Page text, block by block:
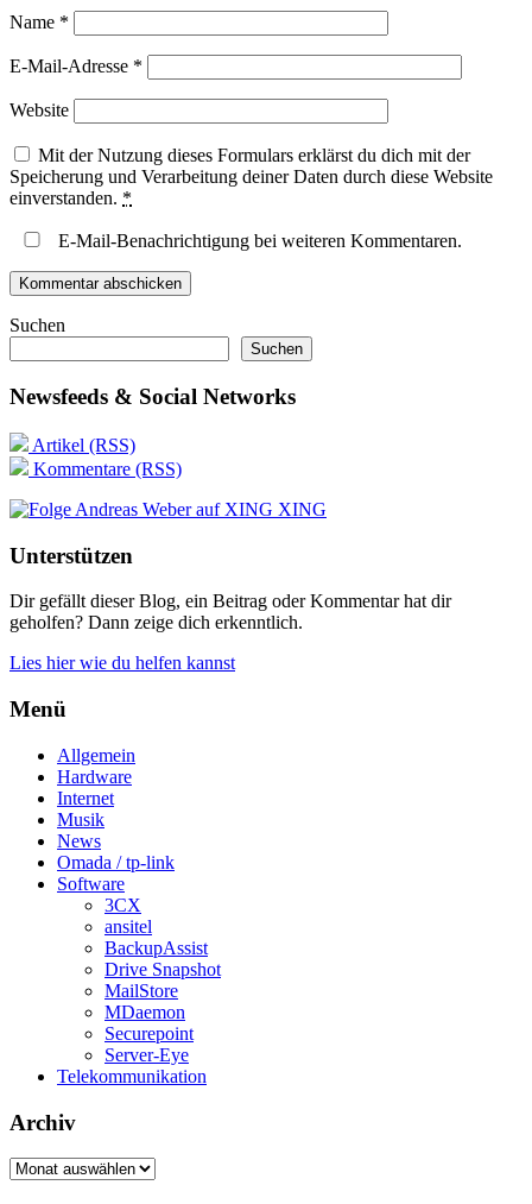
Name *
E-Mail-Adresse *
Website
Mit der Nutzung dieses Formulars erklärst du dich mit der
Speicherung und Verarbeitung deiner Daten durch diese Website
einverstanden. *
E-Mail-Benachrichtigung bei weiteren Kommentaren.
Suchen
Suchen
Newsfeeds & Social Networks
Artikel (RSS)
Kommentare (RSS)
XING
Unterstützen
Dir gefällt dieser Blog, ein Beitrag oder Kommentar hat dir
geholfen? Dann zeige dich erkenntlich.
Lies hier wie du helfen kannst
Menü
Allgemein
Hardware
Internet
Musik
News
Omada / tp-link
Software
3CX
ansitel
BackupAssist
Drive Snapshot
MailStore
MDaemon
Securepoint
Server-Eye
Telekommunikation
Archiv
Archiv